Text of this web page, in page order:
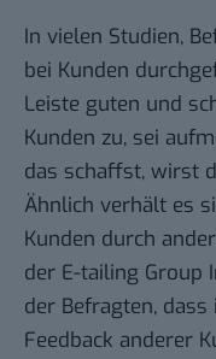
In vielen Studien,
bei Kunden
Leiste guten und
Kunden zu, sei
das schaffst, wirst
Ähnlich verhält es
Kunden durch
der E-tailing Group
der Befragten,
Feedback anderer